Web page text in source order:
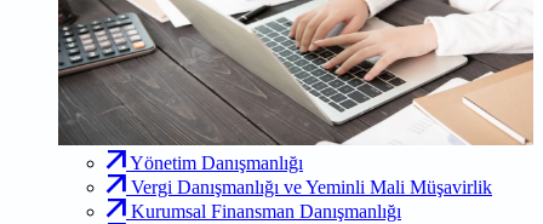
Yönetim Danışmanlığı
Vergi Danışmanlığı ve Yeminli Mali Müşavirlik
Kurumsal Finansman Danışmanlığı